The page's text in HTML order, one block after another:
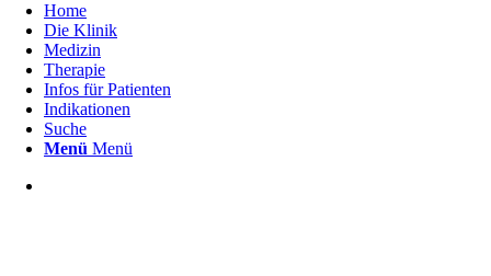
Home
Die Klinik
Medizin
Therapie
Infos für Patienten
Indikationen
Suche
Menü Menü